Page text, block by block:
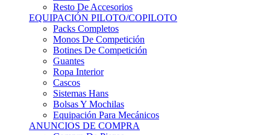
Resto De Accesorios
EQUIPACIÓN PILOTO/COPILOTO
Packs Completos
Monos De Competición
Botines De Competición
Guantes
Ropa Interior
Cascos
Sistemas Hans
Bolsas Y Mochilas
Equipación Para Mecánicos
ANUNCIOS DE COMPRA